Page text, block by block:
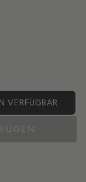
VERFÜGBAR